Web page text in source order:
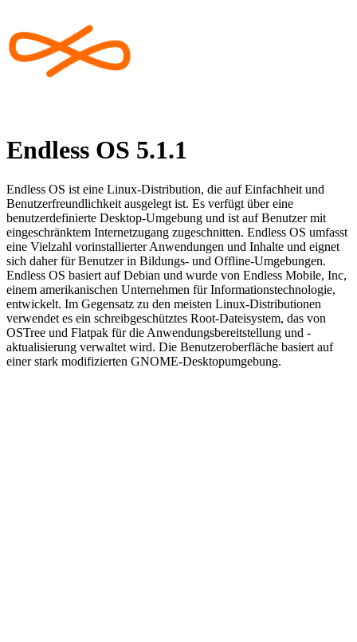
Endless OS 5.1.1
Endless OS ist eine Linux-Distribution, die auf Einfachheit und
Benutzerfreundlichkeit ausgelegt ist. Es verfügt über eine
benutzerdefinierte Desktop-Umgebung und ist auf Benutzer mit
eingeschränktem Internetzugang zugeschnitten. Endless OS umfasst
eine Vielzahl vorinstallierter Anwendungen und Inhalte und eignet
sich daher für Benutzer in Bildungs- und Offline-Umgebungen.
Endless OS basiert auf Debian und wurde von Endless Mobile, Inc,
einem amerikanischen Unternehmen für Informationstechnologie,
entwickelt. Im Gegensatz zu den meisten Linux-Distributionen
verwendet es ein schreibgeschütztes Root-Dateisystem, das von
OSTree und Flatpak für die Anwendungsbereitstellung und -
aktualisierung verwaltet wird. Die Benutzeroberfläche basiert auf
einer stark modifizierten GNOME-Desktopumgebung.